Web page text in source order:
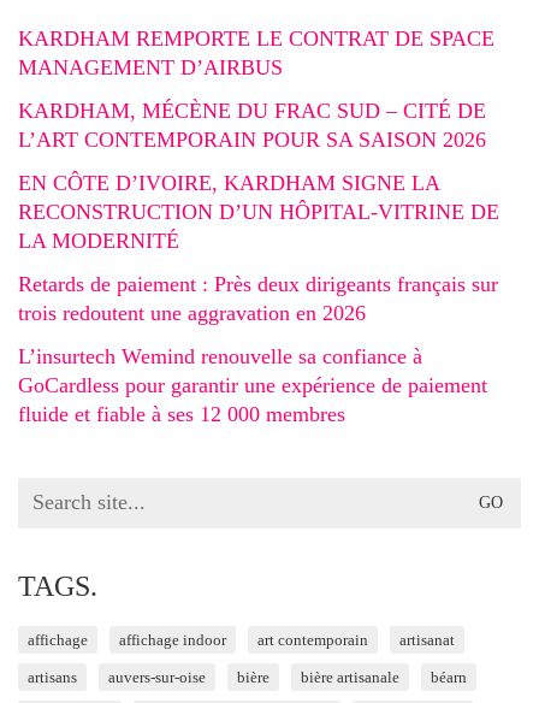
KARDHAM REMPORTE LE CONTRAT DE SPACE
MANAGEMENT D’AIRBUS
KARDHAM, MÉCÈNE DU FRAC SUD – CITÉ DE
L’ART CONTEMPORAIN POUR SA SAISON 2026
EN CÔTE D’IVOIRE, KARDHAM SIGNE LA
RECONSTRUCTION D’UN HÔPITAL-VITRINE DE
LA MODERNITÉ
Retards de paiement : Près deux dirigeants français sur
trois redoutent une aggravation en 2026
L’insurtech Wemind renouvelle sa confiance à
GoCardless pour garantir une expérience de paiement
fluide et fiable à ses 12 000 membres
Search
TAGS.
affichage affichage indoor art contemporain artisanat
artisans auvers-sur-oise bière bière artisanale béarn